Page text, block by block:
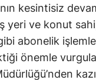
kesintisiz
yeri ve konut
abonelik
önemle